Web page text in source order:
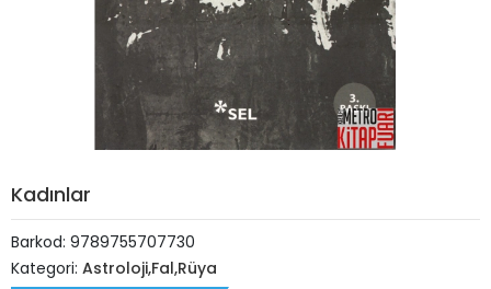
Kadınlar
Barkod: 9789755707730
Kategori: Astroloji,Fal,Rüya